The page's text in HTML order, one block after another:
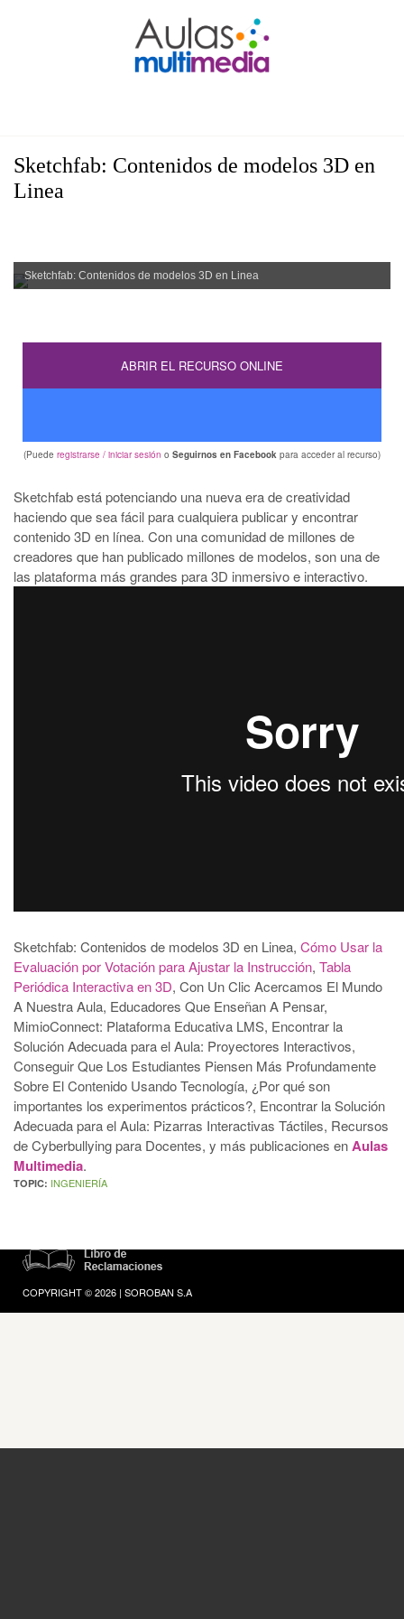
Sketchfab: Contenidos de modelos 3D en
Linea
Sketchfab: Contenidos de modelos 3D en Linea
ABRIR EL RECURSO ONLINE
(Puede registrarse / iniciar sesión o Seguirnos en Facebook para acceder al recurso)
Sketchfab está potenciando una nueva era de creatividad
haciendo que sea fácil para cualquiera publicar y encontrar
contenido 3D en línea. Con una comunidad de millones de
creadores que han publicado millones de modelos, son una de
las plataforma más grandes para 3D inmersivo e interactivo.
Sketchfab: Contenidos de modelos 3D en Linea, Cómo Usar la
Evaluación por Votación para Ajustar la Instrucción, Tabla
Periódica Interactiva en 3D, Con Un Clic Acercamos El Mundo
A Nuestra Aula, Educadores Que Enseñan A Pensar,
MimioConnect: Plataforma Educativa LMS, Encontrar la
Solución Adecuada para el Aula: Proyectores Interactivos,
Conseguir Que Los Estudiantes Piensen Más Profundamente
Sobre El Contenido Usando Tecnología, ¿Por qué son
importantes los experimentos prácticos?, Encontrar la Solución
Adecuada para el Aula: Pizarras Interactivas Táctiles, Recursos
de Cyberbullying para Docentes, y más publicaciones enAulas
Multimedia.
TOPIC: INGENIERÍA
COPYRIGHT © 2026 | SOROBAN S.A